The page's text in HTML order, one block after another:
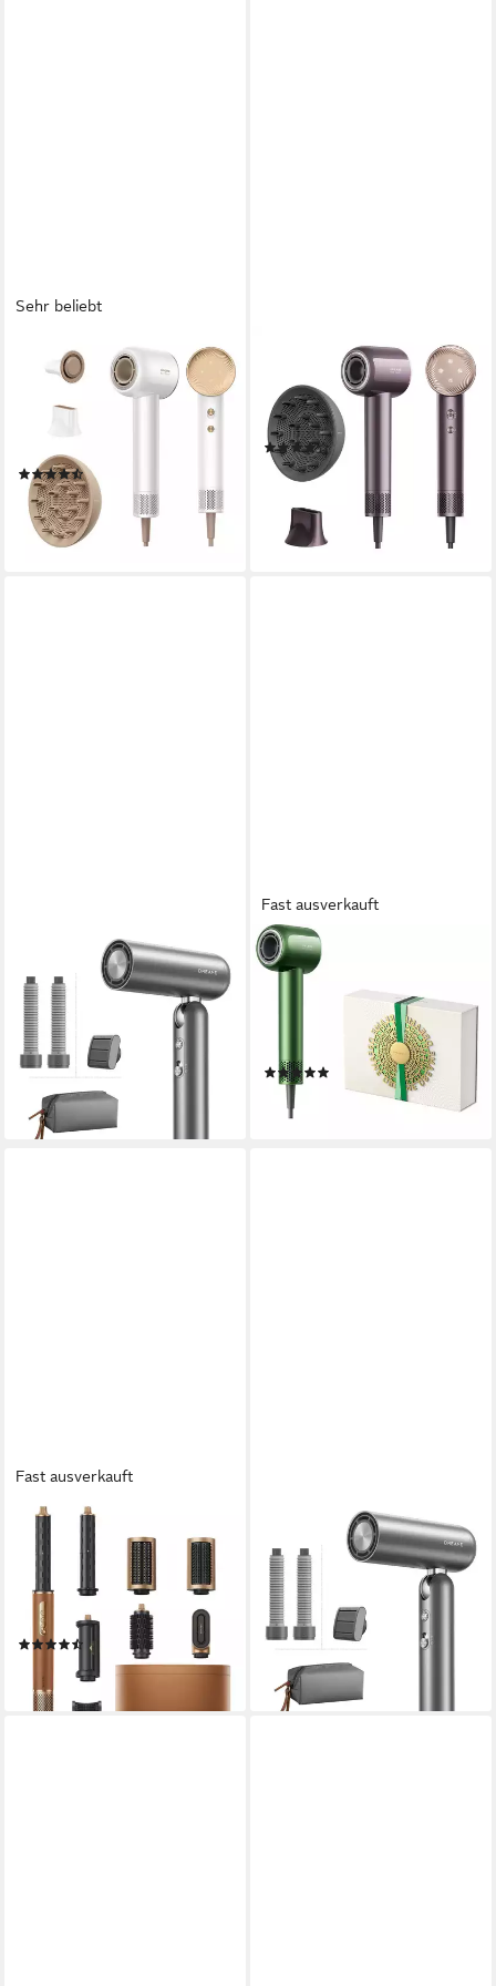
Sehr beliebt
DREAME
Haartrockner Dreame Glory
Combo, 300 Mio. Anionen,
geringes Gewicht von nur
345g
(60)
ab 79,00 € 99,00 €
-20%
lieferbar - in 2-3 Werktagen bei dir
Haartrockner Glory Combo
Purple, 1600 W, Hitzeschutz,
Diffusor, Ionen
(2)
ab 99,00 €
lieferbar in 3 Wochen
Haartrockner Pocket Neo 2,
1300 W
ab 99,00 €
129,00 €
-23%
lieferbar - in 1-2 Werktagen bei dir
Fast ausverkauft
DREAME
Haartrockner Glory Master
High-Speed Hair Dryer, 1600
W, drei Düsen, vier
Temperaturstufen, geringes
Gewicht
149,00 €
lieferbar - in 3-5 Werktagen bei dir
Fast ausverkauft
DREAME
Multihaarstyler Airstyle Pro, 7
Aufsätze, 3 Temperatur- &
Geschwindigkeitsstufen, leise
mit 75 dB
(33)
lieferbar - in 3-4 Werktagen bei dir
Haartrockner Pocket Neo 2,
1300 W
ab 99,00 €
129,00 €
-23%
lieferbar - in 1-2 Werktagen bei dir